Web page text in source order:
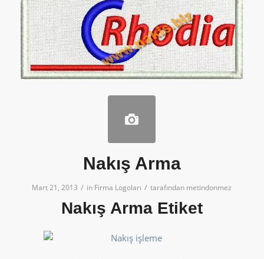
Nakış Arma
Mart 21, 2013 / in Firma Logoları / tarafından metindonmez
Nakış Arma Etiket